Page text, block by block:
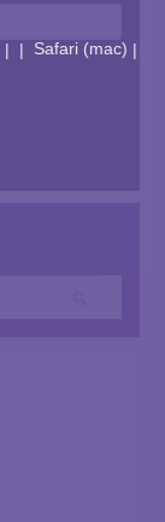
| | Safari (mac) |